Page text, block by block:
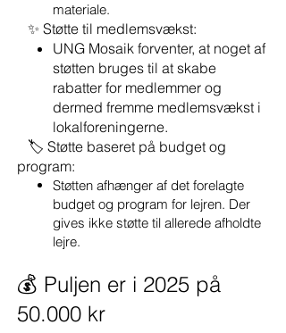
materiale.
✨ Støtte til medlemsvækst:
UNG Mosaik forventer, at noget af
støtten bruges til at skabe
rabatter for medlemmer og
dermed fremme medlemsvækst i
lokalforeningerne.
🏷️ Støtte baseret på budget og
program:
Støtten afhænger af det forelagte
budget og program for lejren. Der
gives ikke støtte til allerede afholdte
lejre.
💰 Puljen er i 2025 på
50.000 kr​